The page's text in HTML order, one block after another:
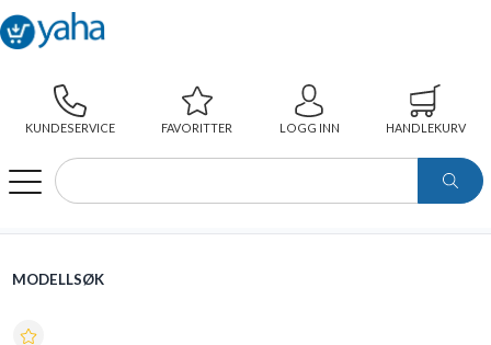
KUNDESERVICE FAVORITTER LOGG INN HANDLEKURV
WEBSHOP
MODELLSØK